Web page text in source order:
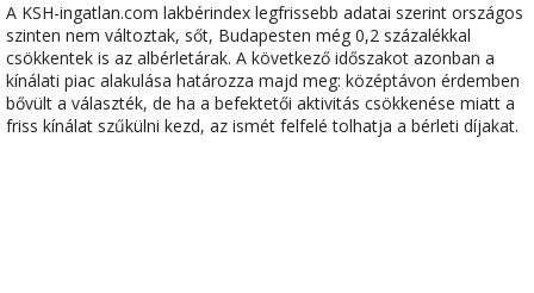
A KSH-ingatlan.com lakbérindex legfrissebb adatai szerint országos
szinten nem változtak, sőt, Budapesten még 0,2 százalékkal
csökkentek is az albérletárak. A következő időszakot azonban a
kínálati piac alakulása határozza majd meg: középtávon érdemben
bővült a választék, de ha a befektetői aktivitás csökkenése miatt a
friss kínálat szűkülni kezd, az ismét felfelé tolhatja a bérleti díjakat.